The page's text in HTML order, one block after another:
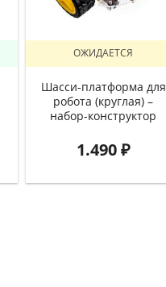
ОЖИДАЕТСЯ
Шасси-платформа для
робота (круглая) –
набор-конструктор
1.490₽